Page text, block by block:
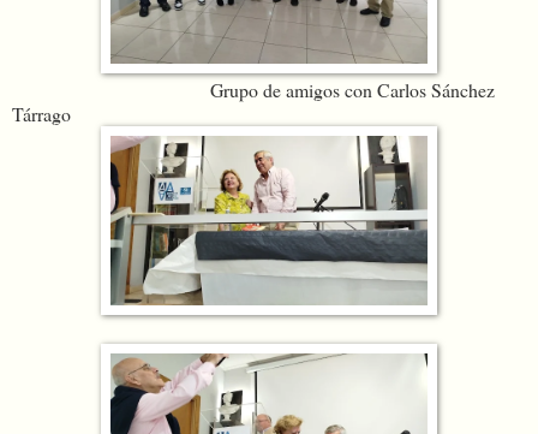
Grupo de amigos con Carlos Sánchez
Tárrago